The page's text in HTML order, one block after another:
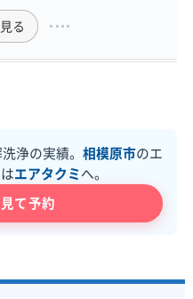
る
浄の実績。 相模原市のエ
エアタクミへ。
て予約